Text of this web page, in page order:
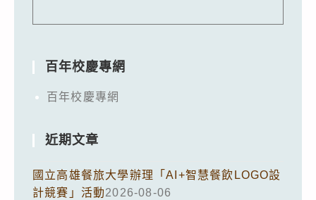
百年校慶專網
百年校慶專網
近期文章
國立高雄餐旅大學辦理「AI+智慧餐飲LOGO設
計競賽」活動2026-08-06